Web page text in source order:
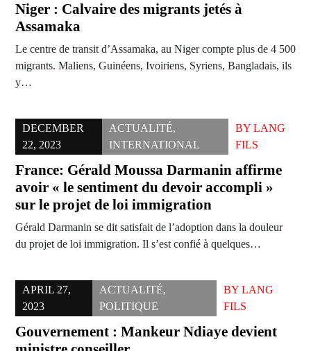
Niger : Calvaire des migrants jetés à
Assamaka
Le centre de transit d’Assamaka, au Niger compte plus de 4 500
migrants. Maliens, Guinéens, Ivoiriens, Syriens, Bangladais, ils
y…
DECEMBER
22, 2023
ACTUALITÉ,
INTERNATIONAL
BYLANG
FILS
France: Gérald Moussa Darmanin affirme
avoir « le sentiment du devoir accompli »
sur le projet de loi immigration
Gérald Darmanin se dit satisfait de l’adoption dans la douleur
du projet de loi immigration. Il s’est confié à quelques…
APRIL 27,
2023
ACTUALITÉ,
POLITIQUE
BYLANG
FILS
Gouvernement : Mankeur Ndiaye devient